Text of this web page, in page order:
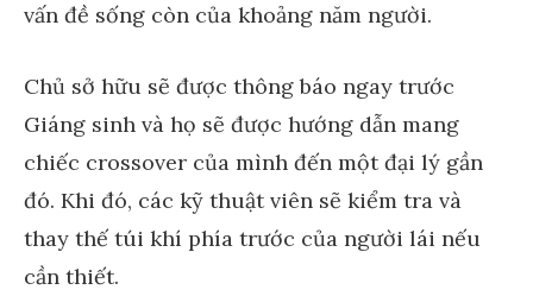
vấn đề sống còn của khoảng năm người.
Chủ sở hữu sẽ được thông báo ngay trước
Giáng sinh và họ sẽ được hướng dẫn mang
chiếc crossover của mình đến một đại lý gần
đó. Khi đó, các kỹ thuật viên sẽ kiểm tra và
thay thế túi khí phía trước của người lái nếu
cần thiết.